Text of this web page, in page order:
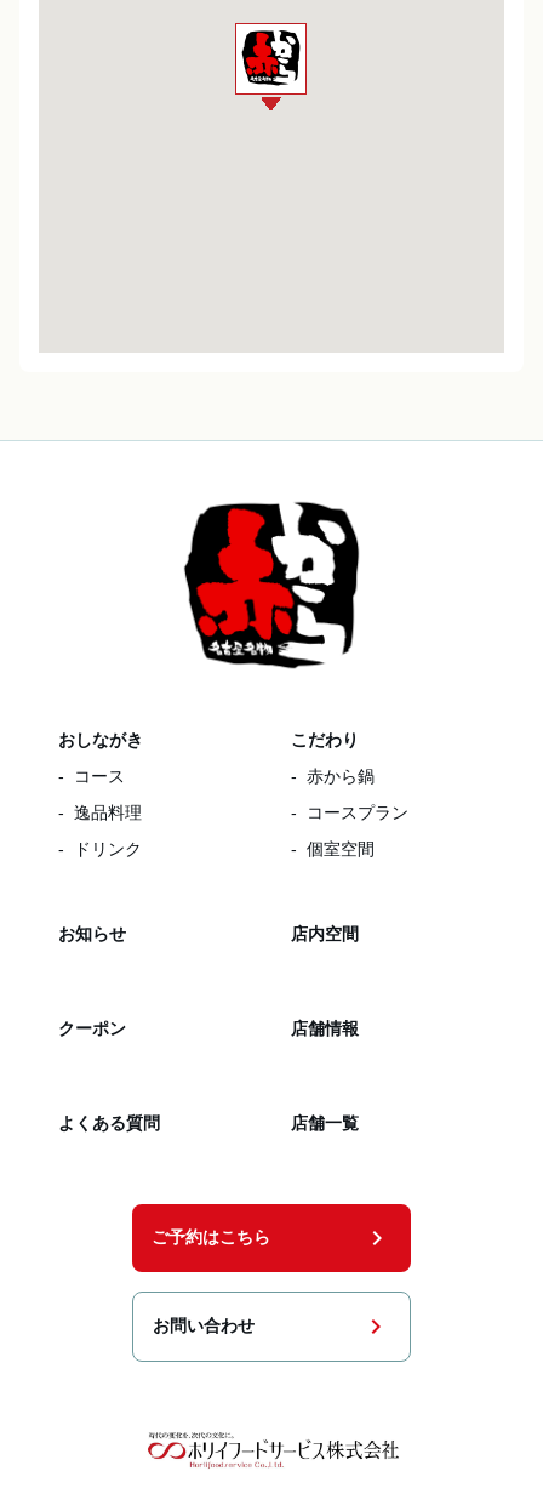
おしながき
コース
逸品料理
ドリンク
こだわり
赤から鍋
コースプラン
個室空間
お知らせ 店内空間
クーポン 店舗情報
よくある質問 店舗一覧
ご予約はこちら chevron_right
お問い合わせ chevron_right